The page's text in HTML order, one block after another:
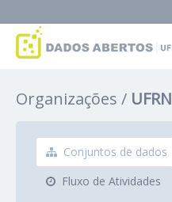
Grupos
Sobre
Organizações UFRN
Conjuntos de dados
Fluxo de Atividades